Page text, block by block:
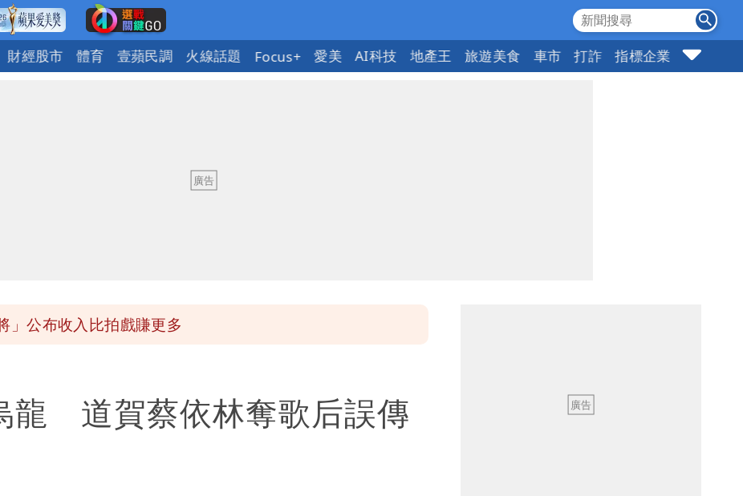
財經股市 體育 壹蘋民調 火線話題 Focus+ 愛美 AI科技 地產王 旅遊美食 車市 打詐 指標企業 壹蘋頭家
公布收入比拍戲賺更多
神回1句笑翻10萬人
萬安：這很清楚標準一致
龍 道賀蔡依林奪歌后誤傳